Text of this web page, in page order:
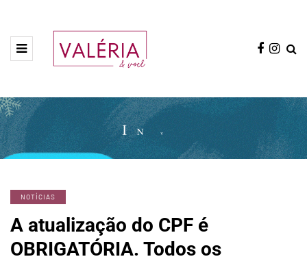
NOTÍCIAS
A atualização do CPF é
OBRIGATÓRIA. Todos os